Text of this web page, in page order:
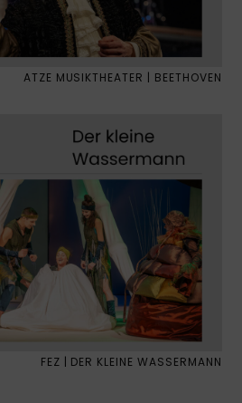
ATZE MUSIKTHEATER | BEETHOVEN
FEZ | DER KLEINE WASSERMANN